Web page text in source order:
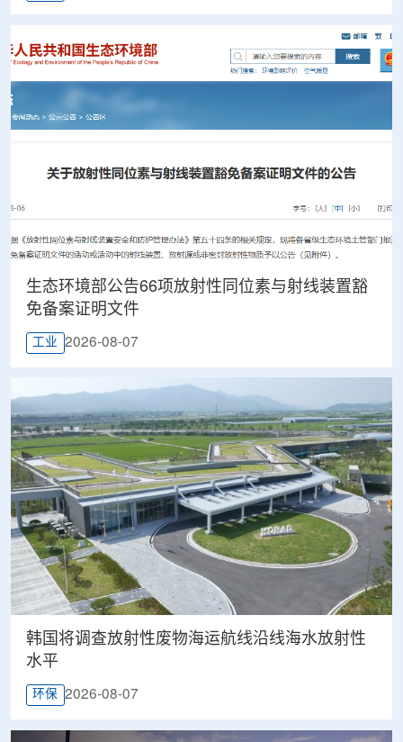
生态环境部公告66项放射性同位素与射线装置豁
免备案证明文件
工业 2026-08-07
韩国将调查放射性废物海运航线沿线海水放射性
水平
环保 2026-08-07